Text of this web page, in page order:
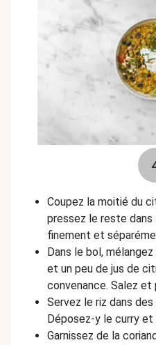
Coupez la moitié du
pressez le reste
finement et
Dans le bol,
et un peu de jus de
convenance. Salez
Servez le riz dans
Déposez-y le curry et
Garnissez de la